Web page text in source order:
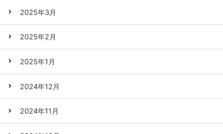
2025年3月
2025年2月
2025年1月
2024年12月
2024年11月